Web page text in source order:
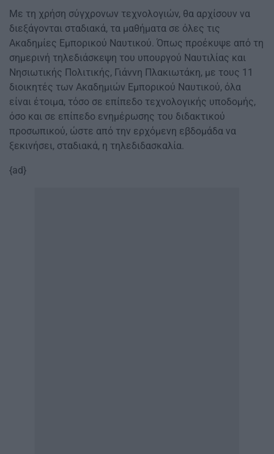
Με τη χρήση σύγχρονων τεχνολογιών, θα αρχίσουν να
διεξάγονται σταδιακά, τα μαθήματα σε όλες τις
Ακαδημίες Εμπορικού Ναυτικού. Όπως προέκυψε από τη
σημερινή τηλεδιάσκεψη του υπουργού Ναυτιλίας και
Νησιωτικής Πολιτικής, Γιάννη Πλακιωτάκη, με τους 11
διοικητές των Ακαδημιών Εμπορικού Ναυτικού, όλα
είναι έτοιμα, τόσο σε επίπεδο τεχνολογικής υποδομής,
όσο και σε επίπεδο ενημέρωσης του διδακτικού
προσωπικού, ώστε από την ερχόμενη εβδομάδα να
ξεκινήσει, σταδιακά, η τηλεδιδασκαλία.
{ad}